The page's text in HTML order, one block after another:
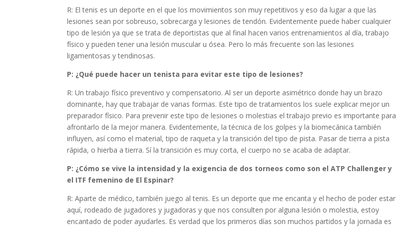
R: El tenis es un deporte en el que los movimientos son muy repetitivos y eso da lugar a que las
lesiones sean por sobreuso, sobrecarga y lesiones de tendón. Evidentemente puede haber cualquier
tipo de lesión ya que se trata de deportistas que al final hacen varios entrenamientos al día, trabajo
físico y pueden tener una lesión muscular u ósea. Pero lo más frecuente son las lesiones
ligamentosas y tendinosas.
P: ¿Qué puede hacer un tenista para evitar este tipo de lesiones?
R: Un trabajo físico preventivo y compensatorio. Al ser un deporte asimétrico donde hay un brazo
dominante, hay que trabajar de varias formas. Este tipo de tratamientos los suele explicar mejor un
preparador físico. Para prevenir este tipo de lesiones o molestias el trabajo previo es importante para
afrontarlo de la mejor manera. Evidentemente, la técnica de los golpes y la biomecánica también
influyen, así como el material, tipo de raqueta y la transición del tipo de pista. Pasar de tierra a pista
rápida, o hierba a tierra. Sí la transición es muy corta, el cuerpo no se acaba de adaptar.
P: ¿Cómo se vive la intensidad y la exigencia de dos torneos como son el ATP Challenger y
el ITF femenino de El Espinar?
R: Aparte de médico, también juego al tenis. Es un deporte que me encanta y el hecho de poder estar
aquí, rodeado de jugadores y jugadoras y que nos consulten por alguna lesión o molestia, estoy
encantado de poder ayudarles. Es verdad que los primeros días son muchos partidos y la jornada es